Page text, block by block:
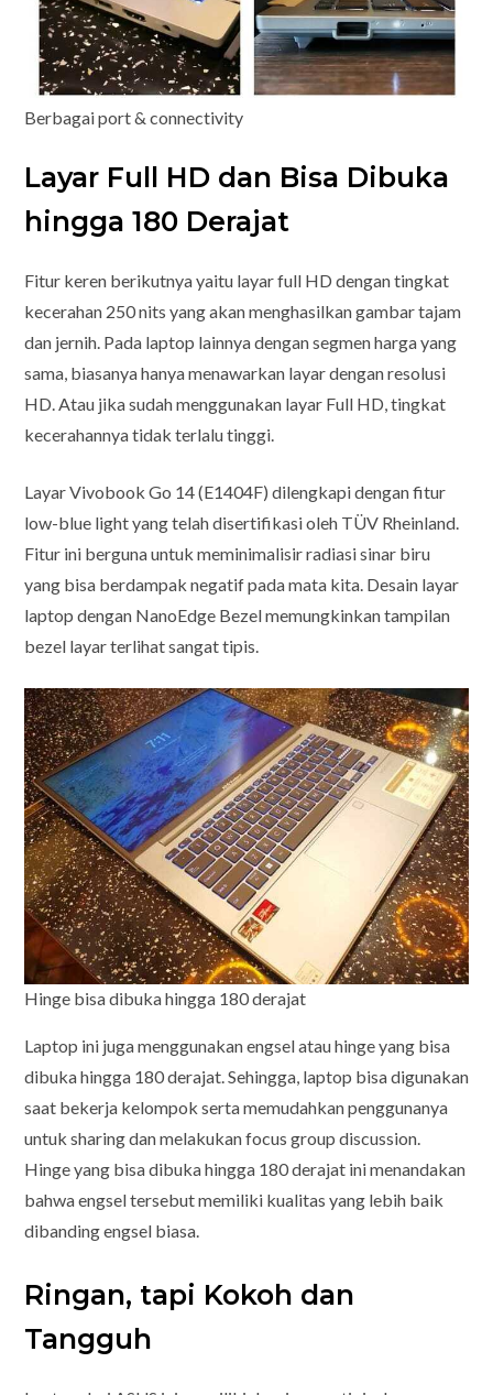
Berbagai port & connectivity
Layar Full HD dan Bisa Dibuka
hingga 180 Derajat
Fitur keren berikutnya yaitu layar full HD dengan tingkat
kecerahan 250 nits yang akan menghasilkan gambar tajam
dan jernih. Pada laptop lainnya dengan segmen harga yang
sama, biasanya hanya menawarkan layar dengan resolusi
HD. Atau jika sudah menggunakan layar Full HD, tingkat
kecerahannya tidak terlalu tinggi.
Layar Vivobook Go 14 (E1404F) dilengkapi dengan fitur
low-blue light yang telah disertifikasi oleh TÜV Rheinland.
Fitur ini berguna untuk meminimalisir radiasi sinar biru
yang bisa berdampak negatif pada mata kita. Desain layar
laptop dengan NanoEdge Bezel memungkinkan tampilan
bezel layar terlihat sangat tipis.
Hinge bisa dibuka hingga 180 derajat
Laptop ini juga menggunakan engsel atau hinge yang bisa
dibuka hingga 180 derajat. Sehingga, laptop bisa digunakan
saat bekerja kelompok serta memudahkan penggunanya
untuk sharing dan melakukan focus group discussion.
Hinge yang bisa dibuka hingga 180 derajat ini menandakan
bahwa engsel tersebut memiliki kualitas yang lebih baik
dibanding engsel biasa.
Ringan, tapi Kokoh dan
Tangguh